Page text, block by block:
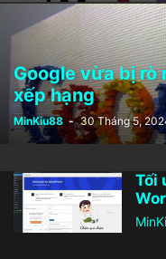
Google vừa bị
xếp hạng
MinKiu88 - 30 Tháng 5,
Tối